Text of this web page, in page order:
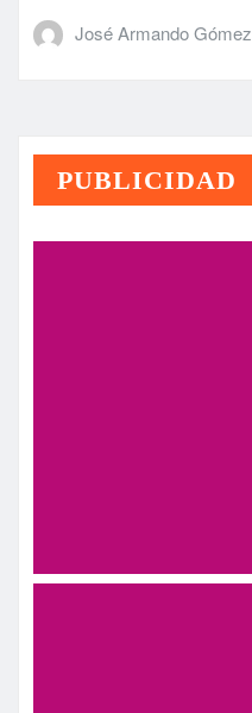
José Armando Gómez
PUBLICIDAD